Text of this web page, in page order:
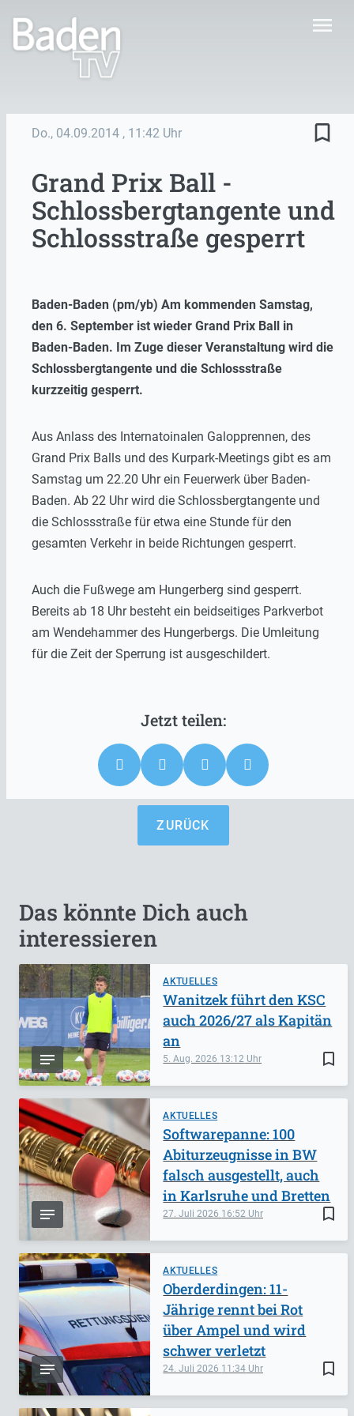
menu
Do., 04.09.2014 , 11:42 Uhr bookmark_border
Grand Prix Ball -
Schlossbergtangente und
Schlossstraße gesperrt
Baden-Baden (pm/yb) Am kommenden Samstag,
den 6. September ist wieder Grand Prix Ball in
Baden-Baden. Im Zuge dieser Veranstaltung wird die
Schlossbergtangente und die Schlossstraße
kurzzeitig gesperrt.
Aus Anlass des Internatoinalen Galopprennen, des
Grand Prix Balls und des Kurpark-Meetings gibt es am
Samstag um 22.20 Uhr ein Feuerwerk über Baden-
Baden. Ab 22 Uhr wird die Schlossbergtangente und
die Schlossstraße für etwa eine Stunde für den
gesamten Verkehr in beide Richtungen gesperrt.
Auch die Fußwege am Hungerberg sind gesperrt.
Bereits ab 18 Uhr besteht ein beidseitiges Parkverbot
am Wendehammer des Hungerbergs. Die Umleitung
für die Zeit der Sperrung ist ausgeschildert.
ZURÜCK
Das könnte Dich auch
interessieren
AKTUELLES
bookmark_border
5. Aug. 2026 13:12
Wanitzek führt den KSC
auch 2026/27 als Kapitän
an
AKTUELLES
bookmark_border
27. Juli 2026 16:52
Softwarepanne: 100
Abiturzeugnisse in BW
falsch ausgestellt, auch
in Karlsruhe und Bretten
AKTUELLES
bookmark_border
24. Juli 2026 11:34
Oberderdingen: 11-
Jährige rennt bei Rot
über Ampel und wird
schwer verletzt